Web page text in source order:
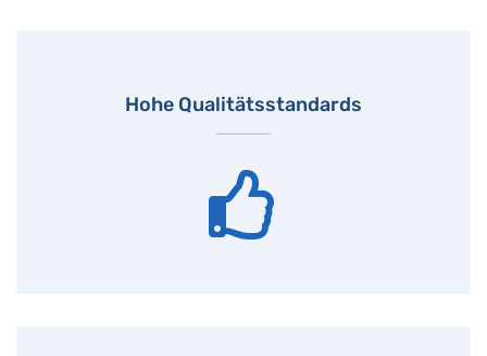
Hohe Qualitätsstandards